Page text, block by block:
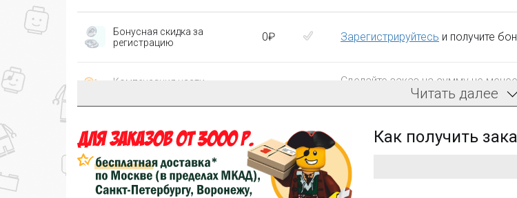
Бонусная скидка за
регистрацию
0₽ Зарегистрируйтесь и получите
Компенсация части
Сделайте заказ на сумму не
компенсацию доставки.
...на следующий заказ
Золотая скидка
персональная
10%
После того, как сумма Ваших
все повторные заказы - 10%
Читать далее
Как получить